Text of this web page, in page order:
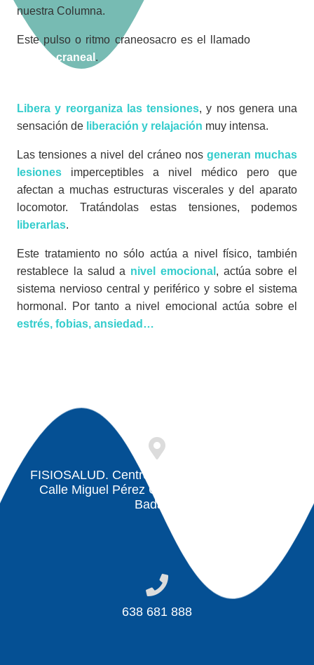
nuestra Columna.
Este pulso o ritmo craneosacro es el llamado
rítmico craneal .
Libera y reorganiza las tensiones, y nos genera una
sensación de liberación y relajación muy intensa.
Las tensiones a nivel del cráneo nos generan muchas
lesiones imperceptibles a nivel médico pero que
afectan a muchas estructuras viscerales y del aparato
locomotor. Tratándolas estas tensiones, podemos
liberarlas.
Este tratamiento no sólo actúa a nivel físico, también
restablece la salud a nivel emocional , actúa sobre el
sistema nervioso central y periférico y sobre el sistema
hormonal. Por tanto a nivel emocional actúa sobre el
estrés, fobias, ansiedad…
FISIOSALUD. Centro de fisioterapia. Badajoz
Calle Miguel Pérez Carrascosa, 11, 06011
Badajoz
638 681 888